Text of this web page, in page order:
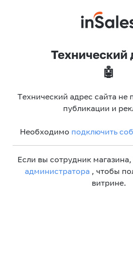
Технический
🤖
Технический адрес сайта не
публикации и
Необходимо подключить
Если вы сотрудник магазина,
администратора , чтобы
витрине.